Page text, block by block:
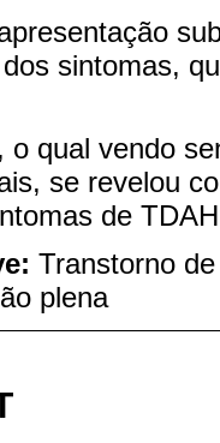
sintomas,
, o qual vendo
se revelou
de
Transtorno
plena